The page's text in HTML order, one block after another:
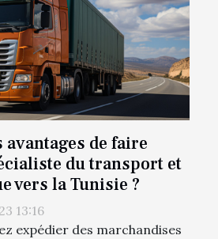
de faire
du transport et
vers la Tunisie ?
13:16
expédier des marchandises